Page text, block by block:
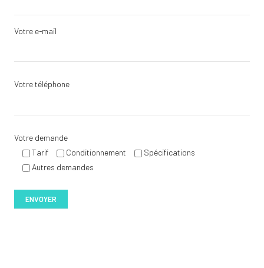
Votre e-mail
Votre téléphone
Votre demande
Tarif
Conditionnement
Spécifications
Autres demandes